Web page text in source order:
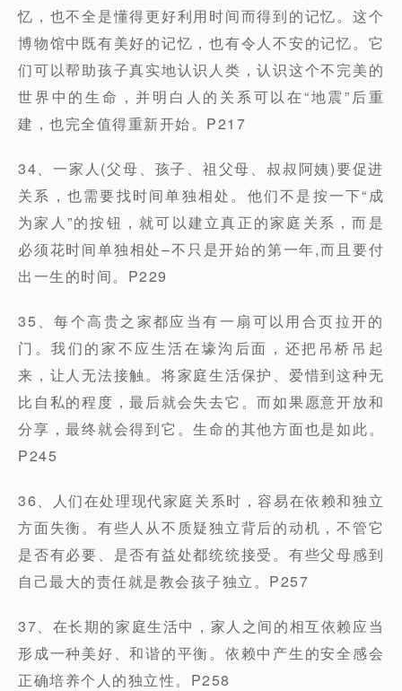
忆，也不全是懂得更好利用时间而得到的记忆。这个
博物馆中既有美好的记忆，也有令人不安的记忆。它
们可以帮助孩子真实地认识人类，认识这个不完美的
世界中的生命，并明白人的关系可以在“地震”后重
建，也完全值得重新开始。P217
34、一家人(父母、孩子、祖父母、叔叔阿姨)要促进
关系，也需要找时间单独相处。他们不是按一下“成
为家人”的按钮，就可以建立真正的家庭关系，而是
必须花时间单独相处–不只是开始的第一年,而且要付
出一生的时间。P229
35、每个高贵之家都应当有一扇可以用合页拉开的
门。我们的家不应生活在壕沟后面，还把吊桥吊起
来，让人无法接触。将家庭生活保护、爱惜到这种无
比自私的程度，最后就会失去它。而如果愿意开放和
分享，最终就会得到它。生命的其他方面也是如此。
P245
36、人们在处理现代家庭关系时，容易在依赖和独立
方面失衡。有些人从不质疑独立背后的动机，不管它
是否有必要、是否有益处都统统接受。有些父母感到
自己最大的责任就是教会孩子独立。P257
37、在长期的家庭生活中，家人之间的相互依赖应当
形成一种美好、和谐的平衡。依赖中产生的安全感会
正确培养个人的独立性。P258